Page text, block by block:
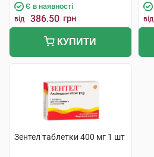
Є в наявності
від 386.50 грн
КУПИТИ
від
Зентел таблетки 400 мг 1 шт